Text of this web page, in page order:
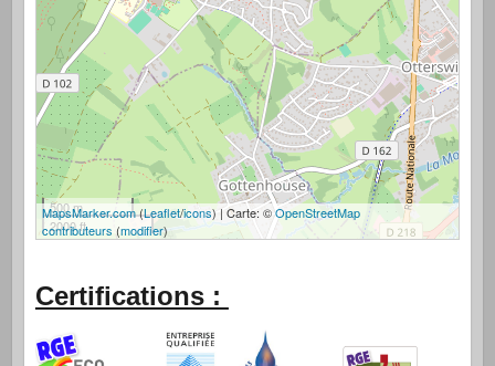
500 m
2000 ft
MapsMarker.com(Leaflet/icons) | Carte: ©OpenStreetMap
contributeurs (modifier)
Certifications :